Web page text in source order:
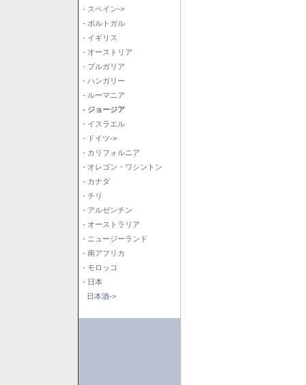
- スペイン->
- ポルトガル
- イギリス
- オーストリア
- ブルガリア
- ハンガリー
- ルーマニア
- ジョージア
- イスラエル
- ドイツ->
- カリフォルニア
- オレゴン・ワシントン
- カナダ
- チリ
- アルゼンチン
- オーストラリア
- ニュージーランド
- 南アフリカ
- モロッコ
- 日本
日本酒->